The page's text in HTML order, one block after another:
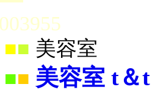
■ 美容室
■■ 美容室 t＆t